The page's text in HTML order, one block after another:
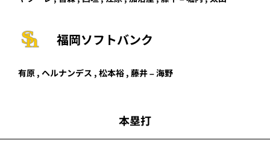
福岡ソフトバンク
有原 , ヘルナンデス , 松本裕 , 藤井–海野
本塁打